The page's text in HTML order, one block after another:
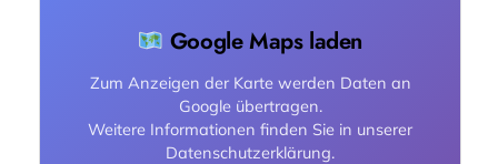
Google Maps laden
Zum Anzeigen der Karte werden Daten an
Google übertragen.
Weitere Informationen finden Sie in unserer
Datenschutzerklärung.